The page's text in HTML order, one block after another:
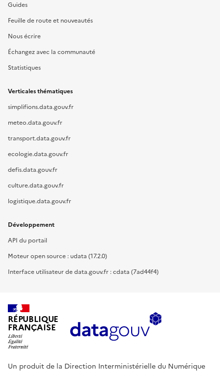
Guides
Feuille de route et nouveautés
Nous écrire
Échangez avec la communauté
Statistiques
Verticales thématiques
simplifions.data.gouv.fr
meteo.data.gouv.fr
transport.data.gouv.fr
ecologie.data.gouv.fr
defis.data.gouv.fr
culture.data.gouv.fr
logistique.data.gouv.fr
Développement
API du portail
Moteur open source : udata (17.2.0)
Interface utilisateur de data.gouv.fr : cdata (7ad44f4)
RÉPUBLIQUE
FRANÇAISE
Un produit de la Direction Interministérielle du Numérique